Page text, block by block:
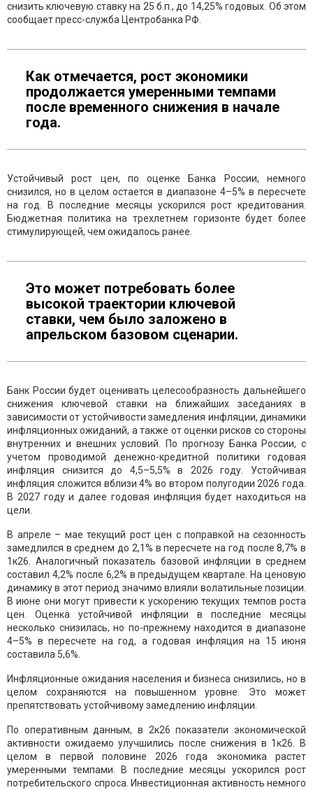
снизить ключевую ставку на 25 б.п., до 14,25% годовых. Об этом
сообщает пресс-служба Центробанка РФ.
Как отмечается, рост экономики
продолжается умеренными темпами
после временного снижения в начале
года.
Устойчивый рост цен, по оценке Банка России, немного
снизился, но в целом остается в диапазоне 4–5% в пересчете
на год. В последние месяцы ускорился рост кредитования.
Бюджетная политика на трехлетнем горизонте будет более
стимулирующей, чем ожидалось ранее.
Это может потребовать более
высокой траектории ключевой
ставки, чем было заложено в
апрельском базовом сценарии.
Банк России будет оценивать целесообразность дальнейшего
снижения ключевой ставки на ближайших заседаниях в
зависимости от устойчивости замедления инфляции, динамики
инфляционных ожиданий, а также от оценки рисков со стороны
внутренних и внешних условий. По прогнозу Банка России, с
учетом проводимой денежно-кредитной политики годовая
инфляция снизится до 4,5–5,5% в 2026 году. Устойчивая
инфляция сложится вблизи 4% во втором полугодии 2026 года.
В 2027 году и далее годовая инфляция будет находиться на
цели.
В апреле – мае текущий рост цен с поправкой на сезонность
замедлился в среднем до 2,1% в пересчете на год после 8,7% в
1к26. Аналогичный показатель базовой инфляции в среднем
составил 4,2% после 6,2% в предыдущем квартале. На ценовую
динамику в этот период значимо влияли волатильные позиции.
В июне они могут привести к ускорению текущих темпов роста
цен. Оценка устойчивой инфляции в последние месяцы
несколько снизилась, но по-прежнему находится в диапазоне
4–5% в пересчете на год, а годовая инфляция на 15 июня
составила 5,6%.
Инфляционные ожидания населения и бизнеса снизились, но в
целом сохраняются на повышенном уровне. Это может
препятствовать устойчивому замедлению инфляции.
По оперативным данным, в 2к26 показатели экономической
активности ожидаемо улучшились после снижения в 1к26. В
целом в первой половине 2026 года экономика растет
умеренными темпами. В последние месяцы ускорился рост
потребительского спроса. Инвестиционная активность немного